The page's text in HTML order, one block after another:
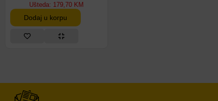
Ušteda: 179,70 KM
Dodaj u korpu